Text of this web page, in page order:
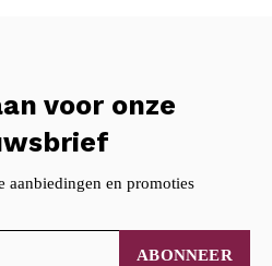
voor onze
aanbiedingen en promoties
ABONNEER